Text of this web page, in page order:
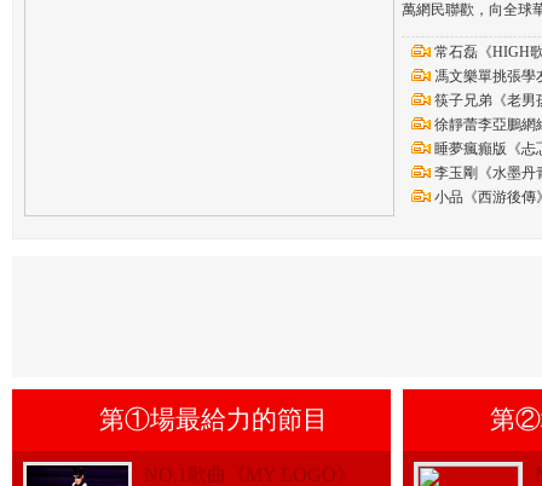
萬網民聯歡，向全球
常石磊《HIGH
馮文樂單挑張學
筷子兄弟《老男
徐靜蕾李亞鵬網
睡夢瘋癲版《忐
李玉剛《水墨丹
小品《西游後傳
第①場最給力的節目
NO.1歌曲《MY LOGO》
第②